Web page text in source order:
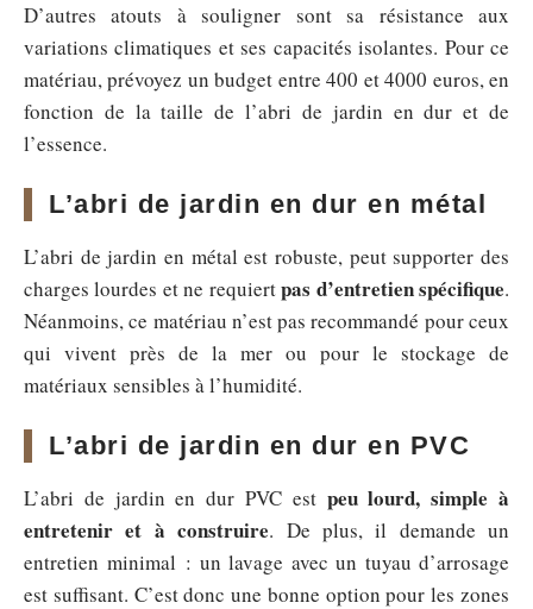
D’autres atouts à souligner sont sa résistance aux
variations climatiques et ses capacités isolantes. Pour ce
matériau, prévoyez un budget entre 400 et 4000 euros, en
fonction de la taille de l’abri de jardin en dur et de
l’essence.
L’abri de jardin en dur en métal
L’abri de jardin en métal est robuste, peut supporter des
charges lourdes et ne requiertpas d’entretien spécifique.
Néanmoins, ce matériau n’est pas recommandé pour ceux
qui vivent près de la mer ou pour le stockage de
matériaux sensibles à l’humidité.
L’abri de jardin en dur en PVC
L’abri de jardin en dur PVC est peu lourd, simple à
entretenir et à construire. De plus, il demande un
entretien minimal : un lavage avec un tuyau d’arrosage
est suffisant. C’est donc une bonne option pour les zones